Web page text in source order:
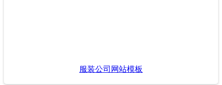
服装公司网站模板